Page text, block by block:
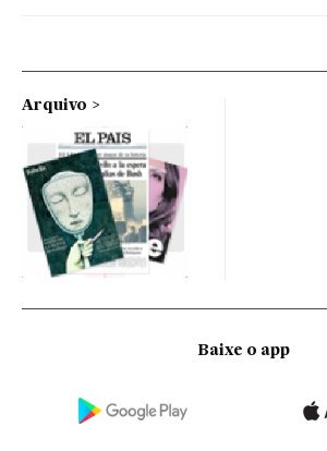
Arquivo
Baixe o app